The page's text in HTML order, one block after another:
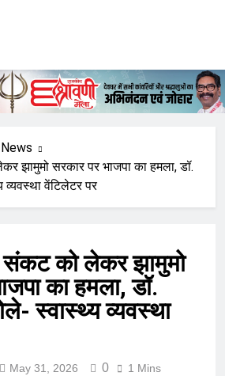
झामुमो सरकार पर भाजपा का हमला, डॉ.
व्यवस्था वेंटिलेटर पर
संकट को लेकर झामुमो
का हमला, डॉ.
स्वास्थ्य व्यवस्था
May 31, 2026 0 1 Mins